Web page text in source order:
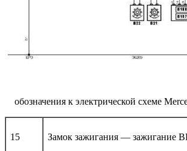
обозначения к электрической схеме
15 Замок зажигания — зажигание